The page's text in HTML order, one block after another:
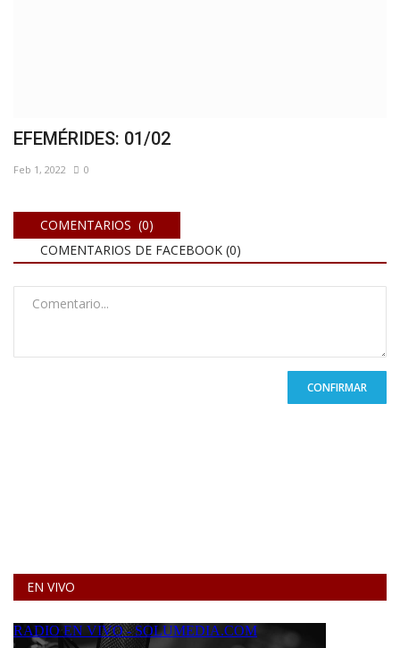
EFEMÉRIDES: 01/02
Feb 1, 2022 0
COMENTARIOS (0)
COMENTARIOS DE FACEBOOK (0)
CONFIRMAR
EN VIVO